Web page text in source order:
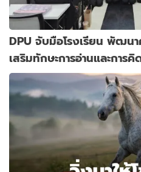
DPU จับมือโรงเรียน พัฒน
เสริมทักษะการอ่านและการ